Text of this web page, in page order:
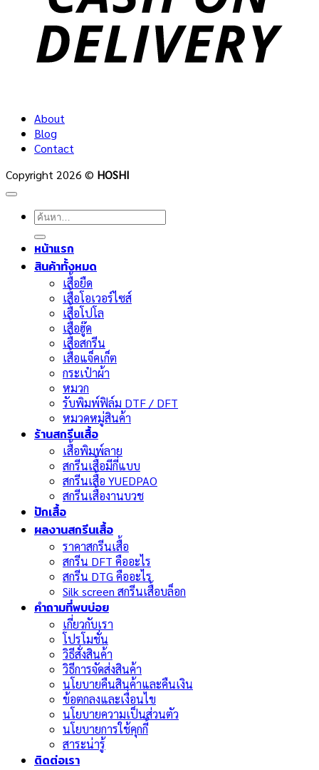
About
Blog
Contact
Copyright 2026 © HOSHI
ค้นหา:
หน้าแรก
สินค้าทั้งหมด
เสื้อยืด
เสื้อโอเวอร์ไซส์
เสื้อโปโล
เสื้อฮู๊ด
เสื้อสกรีน
เสื้อแจ็คเก็ต
กระเป๋าผ้า
หมวก
รับพิมพ์ฟิล์ม DTF / DFT
หมวดหมู่สินค้า
ร้านสกรีนเสื้อ
เสื้อพิมพ์ลาย
สกรีนเสื้อมีกี่แบบ
สกรีนเสื้อ YUEDPAO
สกรีนเสื้องานบวช
ปักเสื้อ
ผลงานสกรีนเสื้อ
ราคาสกรีนเสื้อ
สกรีน DFT คืออะไร
สกรีน DTG คืออะไร
Silk screen สกรีนเสื้อบล็อก
คำถามที่พบบ่อย
เกี่ยวกับเรา
โปรโมชั่น
วิธีสั่งสินค้า
วิธีการจัดส่งสินค้า
นโยบายคืนสินค้าและคืนเงิน
ข้อตกลงและเงื่อนไข
นโยบายความเป็นส่วนตัว
นโยบายการใช้คุกกี้
สาระน่ารู้
ติดต่อเรา